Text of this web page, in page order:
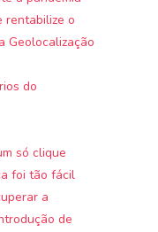
rentabilize o
Geolocalização
do
só clique
foi tão fácil
a
de